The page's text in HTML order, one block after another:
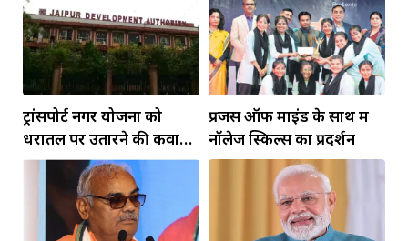
ट्रांसपोर्ट नगर योजना को
धरातल पर उतारने की कवायद
तेज
प्रजेंस ऑफ माइंड के साथ में
नॉलेज स्किल्स का प्रदर्शन